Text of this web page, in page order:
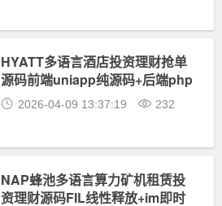
HYATT多语言酒店投资理财抢单
源码前端uniapp纯源码+后端php
2026-04-09 13:37:19 232
NAP蜂池多语言算力矿机租赁投
资理财源码FIL线性释放+im即时